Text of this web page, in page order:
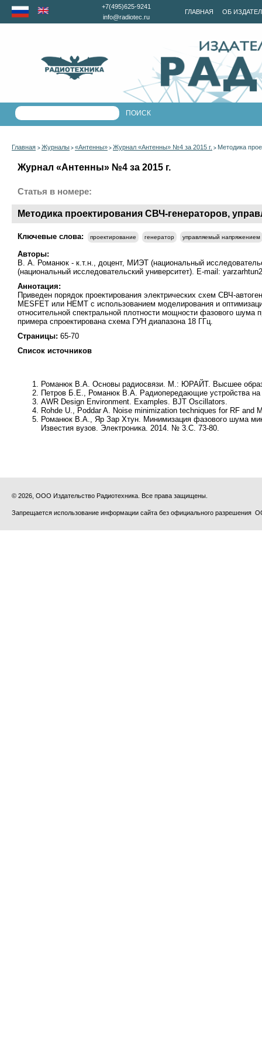
ГЛАВНАЯ ОБ
+7(495)625-9241
info@radiotec.ru
Главная > Журналы > «Антенны» > Журнал «Антенны» №4 за 2015 г. > Методика
Журнал «Антенны» №4 за 2015 г.
Статья в номере:
Методика проектирования СВЧ-генераторов,
Ключевые слова: проектирование генератор управляемый напряжением
Авторы:
В. А. Романюк - к.т.н., доцент, МИЭТ (национальный
(национальный исследовательский университет). E-mail:
Аннотация:
Приведен порядок проектирования электрических схем СВЧ-
MESFET или HEMT с использованием моделирования и
относительной спектральной плотности мощности фазового шума
примера спроектирована схема ГУН диапазона 18 ГГц.
Страницы: 65-70
Список источников
Романюк В.А. Основы радиосвязи. М.: ЮРАЙТ. Высшее
Петров Б.Е., Романюк В.А. Радиопередающие устройства
AWR Design Environment. Examples. BJT Oscillators.
Rohde U., Poddar A. Noise minimization techniques for RF and
Романюк В.А., Яр Зар Хтун . Минимизация фазового шума
Известия вузов. Электроника. 2014. № 3.С. 73-80.
© 2026, ООО Издательство Радиотехника. Все права защищены.
Запрещается использование информации сайта без официального разрешения